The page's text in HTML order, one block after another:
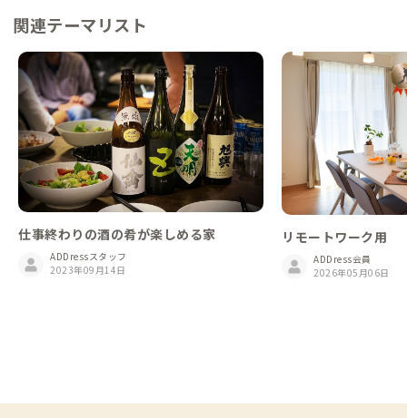
関連テーマリスト
仕事終わりの酒の肴が楽しめる家
ADDressスタッフ
2023年09月14日
リモートワーク用
ADDress会員
2026年05月06日